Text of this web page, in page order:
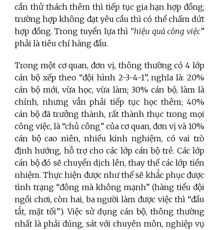
cần thử thách thêm thì tiếp tục gia hạn hợp đồng;
trường hợp không đạt yêu cầu thì có thể chấm dứt
hợp đồng. Trong tuyển lựa thì “hiệu quả công việc”
phải là tiêu chí hàng đầu.
Trong một cơ quan, đơn vị, thông thường có 4 lớp
cán bộ xếp theo “đội hình 2-3-4-1”, nghĩa là: 20%
cán bộ mới, vừa học, vừa làm; 30% cán bộ, làm là
chính, nhưng vẫn phải tiếp tục học thêm; 40%
cán bộ đã trưởng thành, rất thành thục trong mọi
công việc, là “chủ công” của cơ quan, đơn vị và 10%
cán bộ cao niên, nhiều kinh nghiệm, có vai trò
định hướng, hỗ trợ cho các lớp cán bộ trẻ. Các lớp
cán bộ đó sẽ chuyển dịch lên, thay thế các lớp tiền
nhiệm. Thực hiện được như thế sẽ khắc phục được
tình trạng “đông mà không mạnh” (hàng tiểu đội
ngồi chơi, còn hai, ba người làm được việc thì “đầu
tắt, mặt tối”). Việc sử dụng cán bộ, thông thường
nhất là phải đúng, sát với chuyên môn, nghiệp vụ